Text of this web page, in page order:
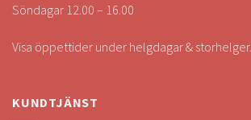
Söndagar 12.00 – 16.00
Visa öppettider under helgdagar & storhelger.
KUNDTJÄNST